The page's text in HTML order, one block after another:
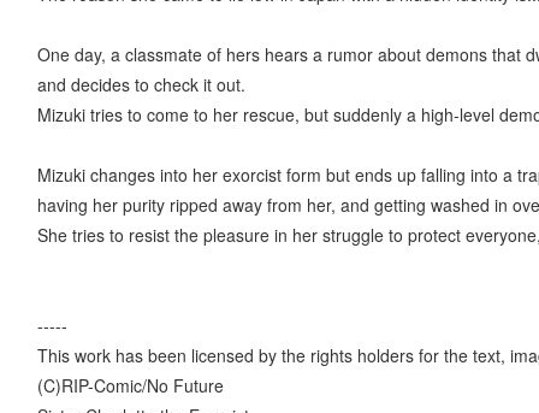
One day, a classmate of hers hears a rumor about demons that
and decides to check it out.
Mizuki tries to come to her rescue, but suddenly a high-level
Mizuki changes into her exorcist form but ends up falling into a
having her purity ripped away from her, and getting washed in
She tries to resist the pleasure in her struggle to protect
-----
This work has been licensed by the rights holders for the text,
(C)RIP-Comic/No Future